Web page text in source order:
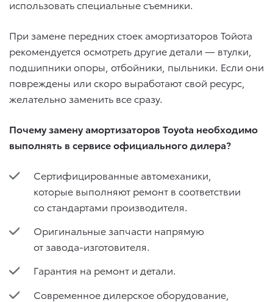
использовать специальные съемники.
При замене передних стоек амортизаторов Тойота
рекомендуется осмотреть другие детали — втулки,
подшипники опоры, отбойники, пыльники. Если они
повреждены или скоро выработают свой ресурс,
желательно заменить все сразу.
Почему замену амортизаторов Toyota необходимо
выполнять в сервисе официального дилера?
Сертифицированные автомеханики,
которые выполняют ремонт в соответствии
со стандартами производителя.
Оригинальные запчасти напрямую
от завода-изготовителя.
Гарантия на ремонт и детали.
Современное дилерское оборудование,